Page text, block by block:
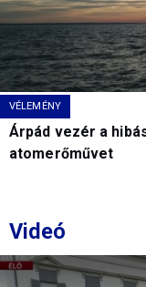
VÉLEMÉNY
Árpád vezér a
atomerőművet
Videó